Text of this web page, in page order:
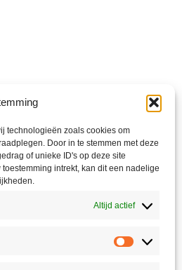
technologieën zoals cookies om
Door in te stemmen met deze
of unieke ID's op deze site
intrekt, kan dit een nadelige
Altijd actief